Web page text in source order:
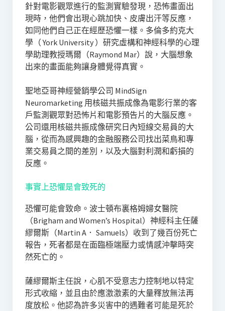
針對電影觀眾進行的監測實驗發現，恐怖畫面出
現時，他們會出現心跳加快、皮膚出汗等反應，
如同他們自己正在經歷恐懼一樣。多倫多約克大
學（ York University ）研究虛構和神經科學的心理
學助理教授瑪爾（Raymond Mar）說，大腦想象
出來的畫面能夠讓身體覺得真實。
聖地亞哥神經營銷學公司 MindSign
Neuromarketing 用核磁共振成像為電影行業的客
戶監測觀眾對恐怖片和電影預告片的大腦反應。
公司還用核磁共振成像研究日內短線交易員的大
腦，從而為感興趣的金融服務公司找出菜鳥和專
業交易員之間的差別，以及大腦對利潤和虧損的
反應。
事實上恐懼是會致死的
恐懼可能會致命。波士頓布裏格姆婦女醫院
（Brigham and Women’s Hospital）神經科主任薩
繆爾斯（Martin A． Samuels）收到了幾百份死亡
報告，死者都是在面臨極端壓力或情感沖擊時突
然死亡的。
薩繆爾斯主任說，心肌不受意志力控制地以特定
形式收縮，並且由於應激激素的大量釋放無法再
度放松。他認為許多災害中的遇難者可能是死於